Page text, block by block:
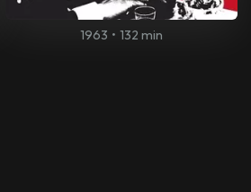
1963 • 132 min